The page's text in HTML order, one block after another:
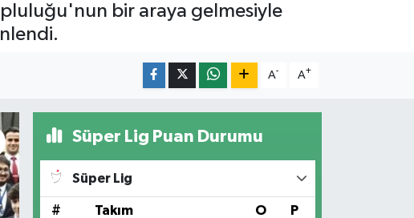
bir araya gelmesiyle
A- A+
Süper Lig Puan Durumu
Süper Lig
# Takım O P